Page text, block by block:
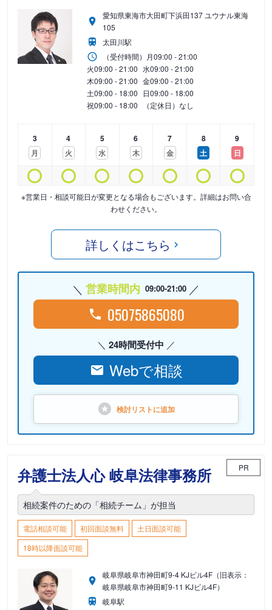
愛知県東海市大田町下浜田137 ユウナル東海
105
太田川駅
（受付時間） 月09:00 - 21:00
火09:00 - 21:00 水09:00 - 21:00
木09:00 - 21:00 金09:00 - 21:00
土09:00 - 18:00 日09:00 - 18:00
祝09:00 - 18:00 （定休日）なし
3
月
4
火
5
水
6
木
7
金
8
土
9
日
※営業日・相談可能日が変更となる場合もございます。詳細はお問い合
わせください。
詳しくはこちら
営業時間内 09:00-21:00
05075865080
24時間受付中
Webで相談
検討リストに追加
弁護士法人心 岐阜法律事務所 PR
相続案件のための「相続チーム」が担当
電話相談可能 初回面談無料
土日面談可能
18時以降面談可能
岐阜県岐阜市神田町9-4 KJビル4F（旧表示：
岐阜県岐阜市神田町9-11 KJビル4F）
岐阜駅